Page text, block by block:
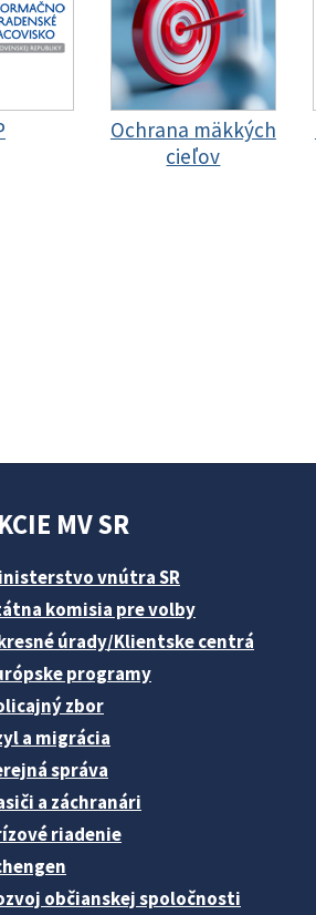
Ochrana mäkkých
cieľov
MV SR
vnútra SR
komisia pre volby
úrady/Klientske centrá
programy
zbor
a migrácia
správa
a záchranári
riadenie
občianskej spoločnosti